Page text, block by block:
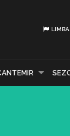
LIMBA